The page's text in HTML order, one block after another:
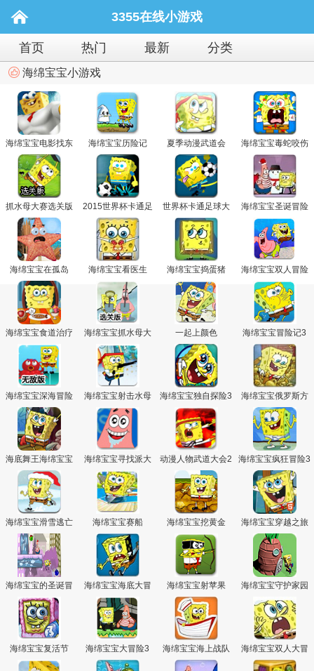
主
3355在线小游戏
首页 热门 最新 分类
海绵宝宝小游戏
海绵宝宝电影找东
西
海绵宝宝历险记 夏季动漫武道会
海绵宝宝毒蛇咬伤
治疗
抓水母大赛选关版
2015世界杯卡通足
球大赛
世界杯卡通足球大
赛加强版
海绵宝宝圣诞冒险
海绵宝宝在孤岛 海绵宝宝看医生 海绵宝宝捣蛋猪 海绵宝宝双人冒险
海绵宝宝食道治疗
海绵宝宝抓水母大
赛选关版
一起上颜色 海绵宝宝冒险记3
海绵宝宝深海冒险
无敌版
海绵宝宝射击水母 海绵宝宝独自探险3
海绵宝宝俄罗斯方
块
海底舞王海绵宝宝
海绵宝宝寻找派大
星
动漫人物武道大会2 海绵宝宝疯狂冒险3
海绵宝宝滑雪逃亡 海绵宝宝赛船 海绵宝宝挖黄金 海绵宝宝穿越之旅
海绵宝宝的圣诞冒
险
海绵宝宝海底大冒
险
海绵宝宝射苹果 海绵宝宝守护家园
海绵宝宝复活节 海绵宝宝大冒险3 海绵宝宝海上战队
海绵宝宝双人大冒
险选关版